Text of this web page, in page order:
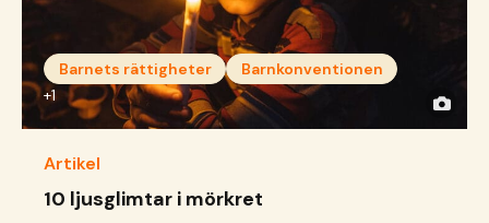
Barnets rättigheter
Barnkonventionen
+1
Artikel
10 ljusglimtar i mörkret